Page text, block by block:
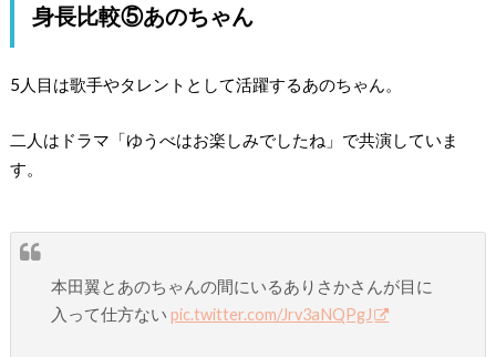
身長比較⑤あのちゃん
5人目は歌手やタレントとして活躍するあのちゃん。
二人はドラマ「ゆうべはお楽しみでしたね」で共演していま
す。
本田翼とあのちゃんの間にいるありさかさんが目に
入って仕方ないpic.twitter.com/Jrv3aNQPgJ